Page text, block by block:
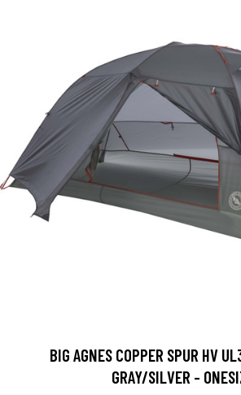
BIG AGNES COPPER SPUR HV
GRAY/SILVER -